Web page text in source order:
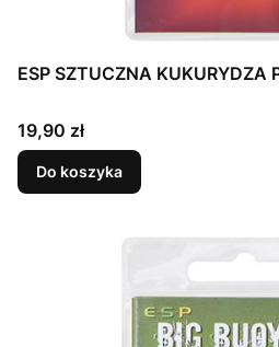
ESP SZTUCZNA KUKURYDZA
Cena
19,90 zł
Do koszyka